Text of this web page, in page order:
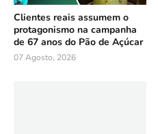
Clientes reais assumem o
protagonismo na campanha
de 67 anos do Pão de Açúcar
07 Agosto, 2026